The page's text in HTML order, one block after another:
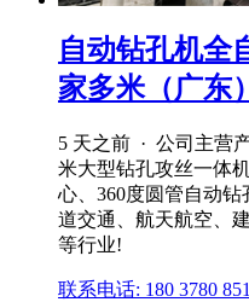
自动钻孔机全
家多米（广东
5 天之前 · 公司主营
米大型钻孔攻丝一体
心、360度圆管自动
道交通、航天航空、
等行业!
联系电话: 180 3780